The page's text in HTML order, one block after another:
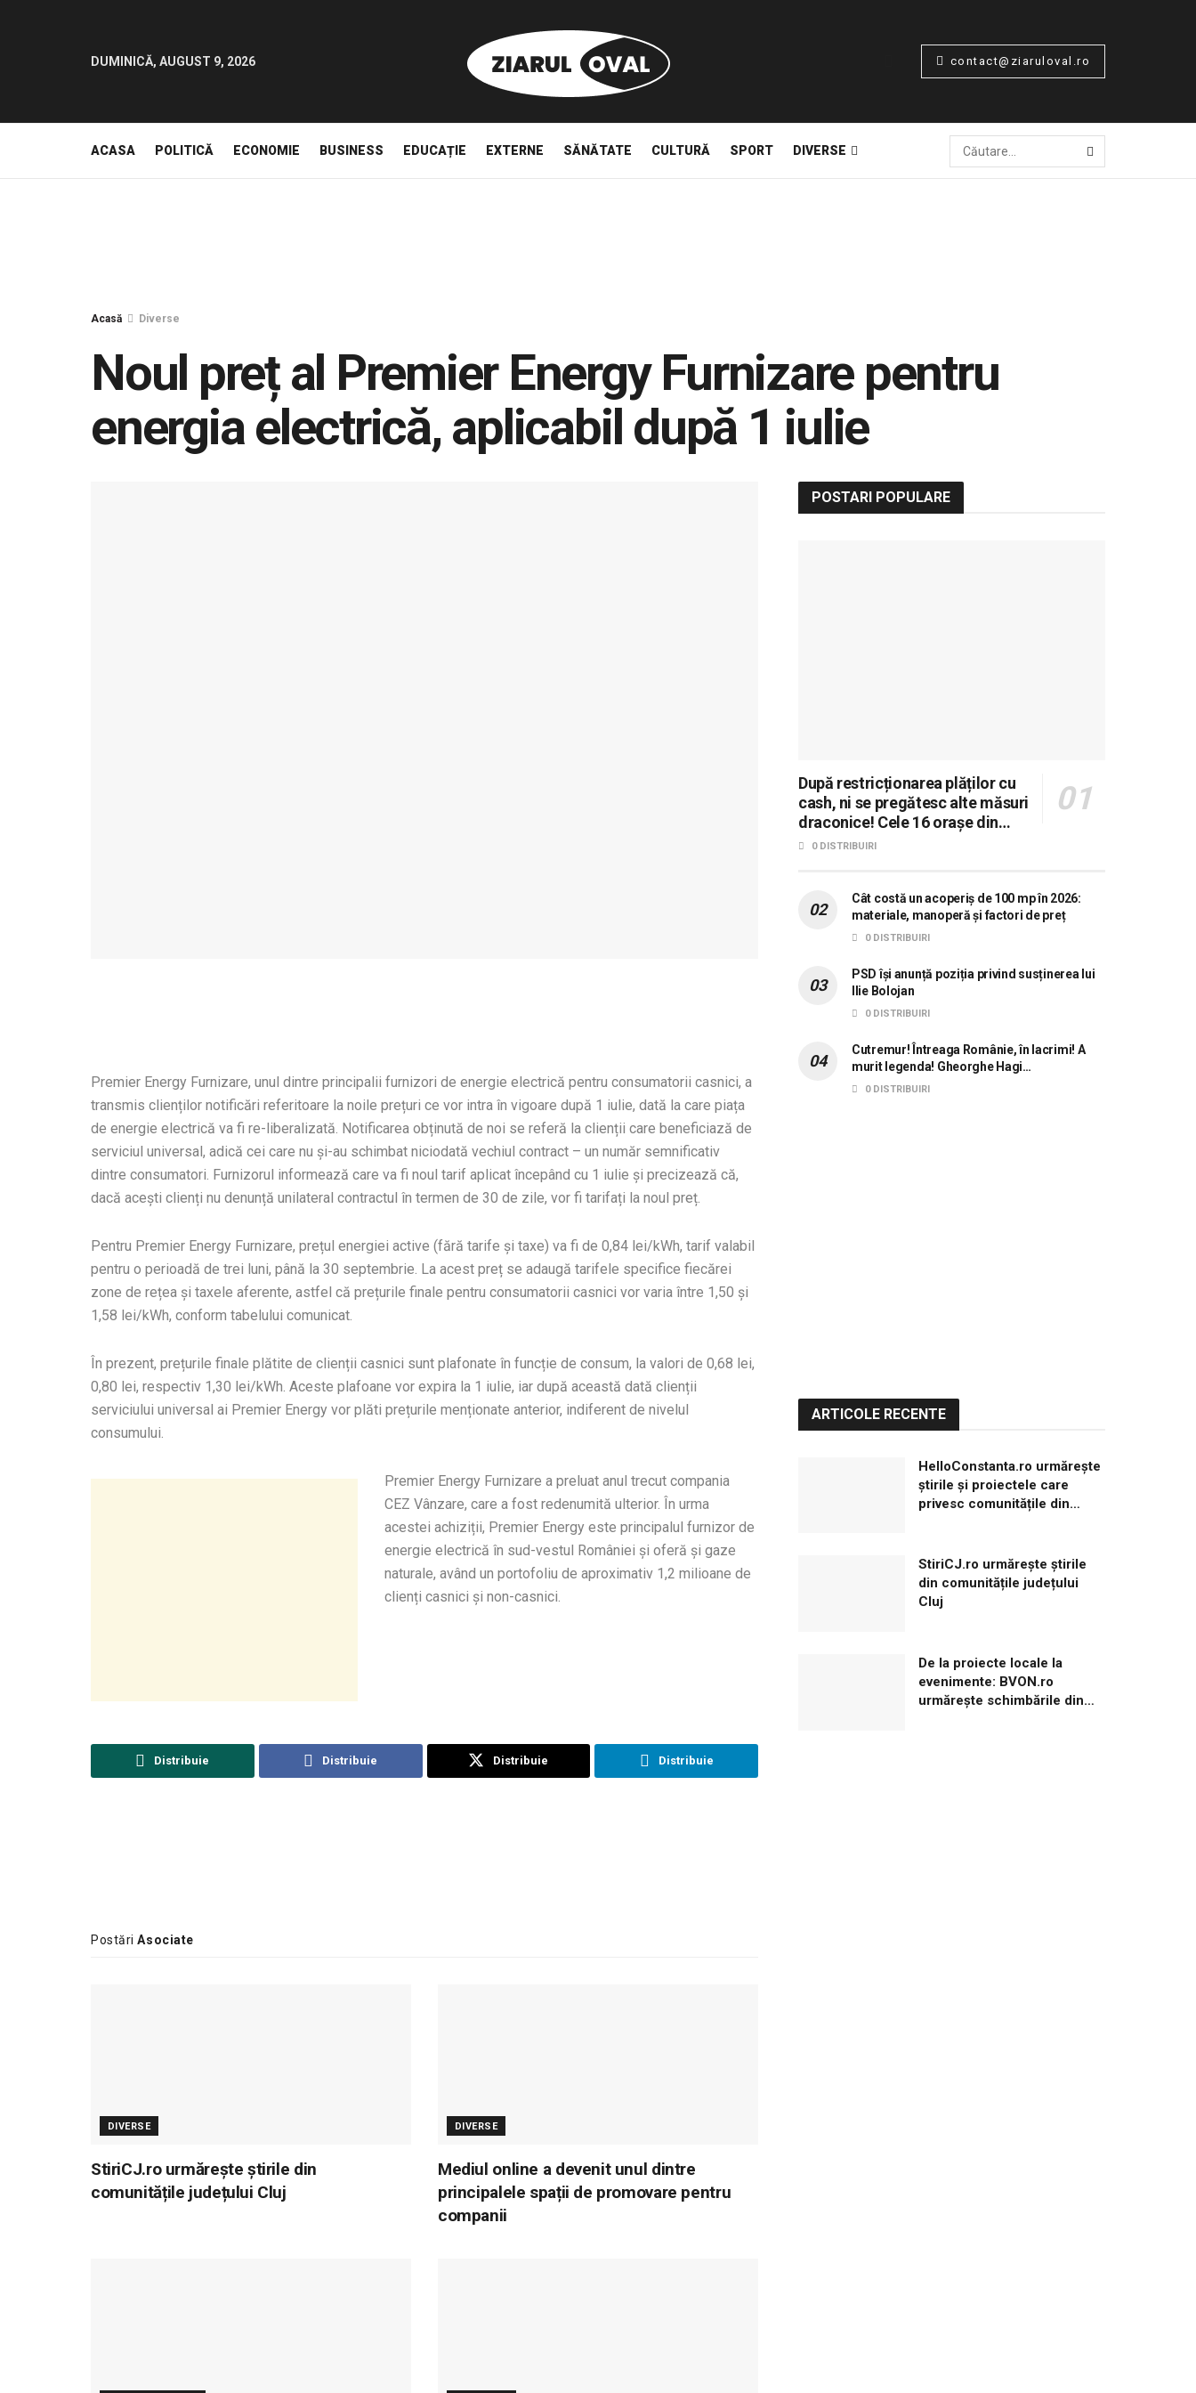
DUMINICĂ, AUGUST 9, 2026 contact@ziaruloval.ro
ACASA POLITICĂ ECONOMIE BUSINESS EDUCAȚIE EXTERNE SĂNĂTATE CULTURĂ SPORT DIVERSE
Acasă Diverse
Noul preț al Premier Energy Furnizare pentru
energia electrică, aplicabil după 1 iulie
Premier Energy Furnizare, unul dintre principalii furnizori de energie electrică pentru consumatorii casnici, a
transmis clienților notificări referitoare la noile prețuri ce vor intra în vigoare după 1 iulie, dată la care piața
de energie electrică va fi re-liberalizată. Notificarea obținută de noi se referă la clienții care beneficiază de
serviciul universal, adică cei care nu și-au schimbat niciodată vechiul contract – un număr semnificativ
dintre consumatori. Furnizorul informează care va fi noul tarif aplicat începând cu 1 iulie și precizează că,
dacă acești clienți nu denunță unilateral contractul în termen de 30 de zile, vor fi tarifați la noul preț.
Pentru Premier Energy Furnizare, prețul energiei active (fără tarife și taxe) va fi de 0,84 lei/kWh, tarif valabil
pentru o perioadă de trei luni, până la 30 septembrie. La acest preț se adaugă tarifele specifice fiecărei
zone de rețea și taxele aferente, astfel că prețurile finale pentru consumatorii casnici vor varia între 1,50 și
1,58 lei/kWh, conform tabelului comunicat.
În prezent, prețurile finale plătite de clienții casnici sunt plafonate în funcție de consum, la valori de 0,68 lei,
0,80 lei, respectiv 1,30 lei/kWh. Aceste plafoane vor expira la 1 iulie, iar după această dată clienții
serviciului universal ai Premier Energy vor plăti prețurile menționate anterior, indiferent de nivelul
consumului.
Premier Energy Furnizare a preluat anul trecut compania
CEZ Vânzare, care a fost redenumită ulterior. În urma
acestei achiziții, Premier Energy este principalul furnizor de
energie electrică în sud-vestul României și oferă și gaze
naturale, având un portofoliu de aproximativ 1,2 milioane de
clienți casnici și non-casnici.
Distribuie Distribuie Distribuie Distribuie
PostăriAsociate
DIVERSE
StiriCJ.ro urmărește știrile din
comunitățile județului Cluj
DIVERSE
Mediul online a devenit unul dintre
principalele spații de promovare pentru
companii
POSTARI POPULARE
După restricționarea plăților cu
cash, ni se pregătesc alte măsuri
draconice! Cele 16 orașe din
România în care se dorește
0 DISTRIBUIRI
Cât costă un acoperiș de 100 mp în 2026:
materiale, manoperă și factori de preț
0 DISTRIBUIRI
PSD își anunță poziția privind susținerea lui
Ilie Bolojan
0 DISTRIBUIRI
Cutremur! Întreaga Românie, în lacrimi! A
murit legenda! Gheorghe Hagi…
0 DISTRIBUIRI
ARTICOLE RECENTE
HelloConstanta.ro urmărește
știrile și proiectele care
privesc comunitățile din
StiriCJ.ro urmărește știrile
din comunitățile județului
Cluj
De la proiecte locale la
evenimente: BVON.ro
urmărește schimbările din